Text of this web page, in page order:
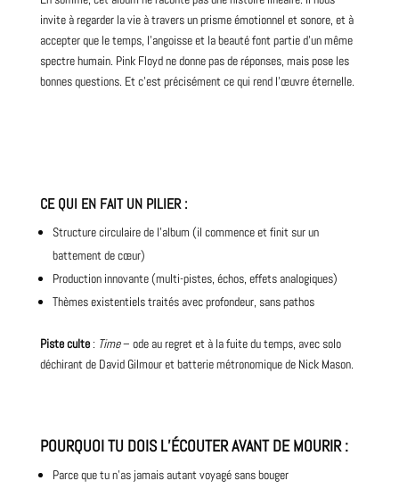
invite à regarder la vie à travers un prisme émotionnel et sonore, et à
accepter que le temps, l’angoisse et la beauté font partie d’un même
spectre humain. Pink Floyd ne donne pas de réponses, mais pose les
bonnes questions. Et c’est précisément ce qui rend l’œuvre éternelle.
CE QUI EN FAIT UN PILIER:
Structure circulaire de l’album (il commence et finit sur un
battement de cœur)
Production innovante (multi-pistes, échos, effets analogiques)
Thèmes existentiels traités avec profondeur, sans pathos
Piste culte: Time– ode au regret et à la fuite du temps, avec solo
déchirant de David Gilmour et batterie métronomique de Nick Mason.
POURQUOI TU DOIS L’ÉCOUTER AVANT DE MOURIR:
Parce que tu n’as jamais autant voyagé sans bouger